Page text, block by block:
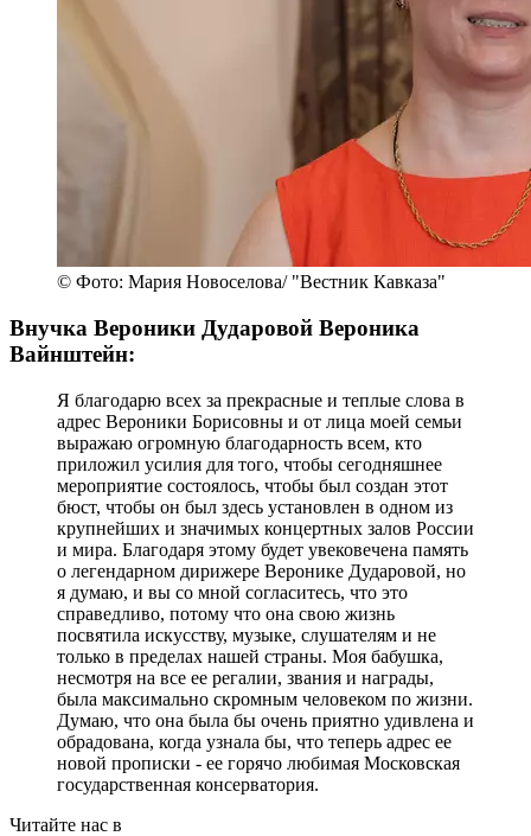
© Фото: Мария Новоселова/ "Вестник Кавказа"
Внучка Вероники Дударовой Вероника
Вайнштейн:
Я благодарю всех за прекрасные и теплые слова в
адрес Вероники Борисовны и от лица моей семьи
выражаю огромную благодарность всем, кто
приложил усилия для того, чтобы сегодняшнее
мероприятие состоялось, чтобы был создан этот
бюст, чтобы он был здесь установлен в одном из
крупнейших и значимых концертных залов России
и мира. Благодаря этому будет увековечена память
о легендарном дирижере Веронике Дударовой, но
я думаю, и вы со мной согласитесь, что это
справедливо, потому что она свою жизнь
посвятила искусству, музыке, слушателям и не
только в пределах нашей страны. Моя бабушка,
несмотря на все ее регалии, звания и награды,
была максимально скромным человеком по жизни.
Думаю, что она была бы очень приятно удивлена и
обрадована, когда узнала бы, что теперь адрес ее
новой прописки - ее горячо любимая Московская
государственная консерватория.
Читайте нас в